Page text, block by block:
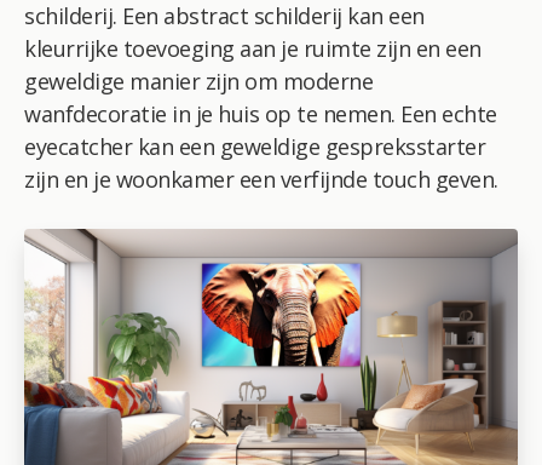
schilderij. Een abstract schilderij kan een
kleurrijke toevoeging aan je ruimte zijn en een
geweldige manier zijn om moderne
wanfdecoratie in je huis op te nemen. Een echte
eyecatcher kan een geweldige gespreksstarter
zijn en je woonkamer een verfijnde touch geven.